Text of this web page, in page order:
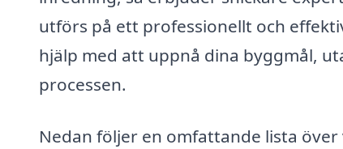
utförs på ett professionellt och
hjälp med att uppnå dina byggmål,
processen.
Nedan följer en omfattande lista